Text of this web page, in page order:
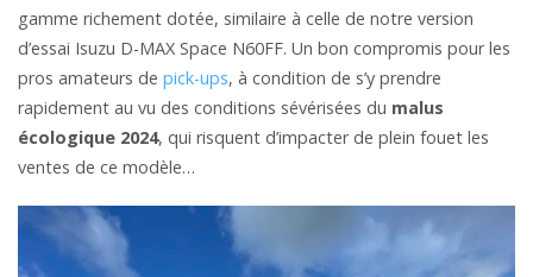
gamme richement dotée, similaire à celle de notre version
d’essai Isuzu D-MAX Space N60FF. Un bon compromis pour les
pros amateurs de pick-ups, à condition de s’y prendre
rapidement au vu des conditions sévérisées du malus
écologique 2024, qui risquent d’impacter de plein fouet les
ventes de ce modèle…